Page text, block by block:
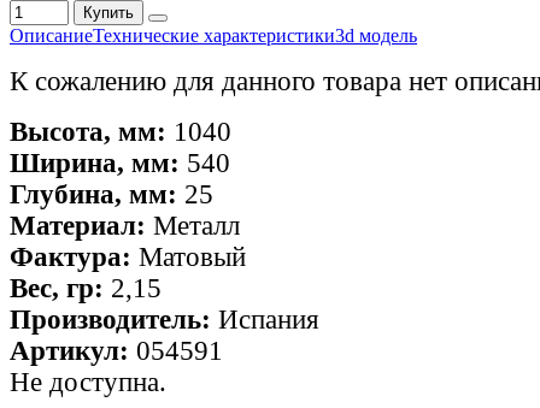
Купить
ОписаниеТехнические характеристики3d модель
К сожалению для данного товара нет
Высота, мм: 1040
Ширина, мм: 540
Глубина, мм: 25
Материал: Металл
Фактура: Матовый
Вес, гр: 2,15
Производитель: Испания
Артикул: 054591
Не доступна.